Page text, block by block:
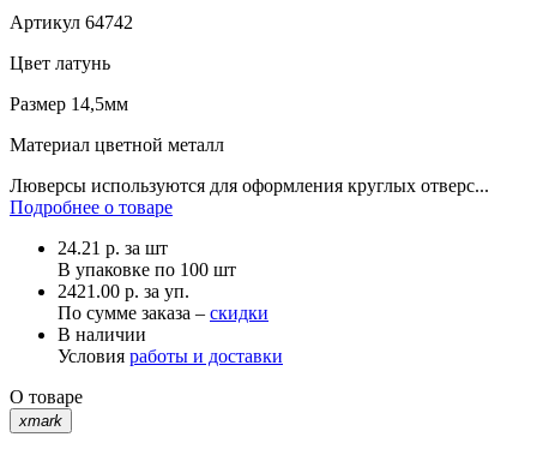
Артикул 64742
Цвет латунь
Размер 14,5мм
Материал цветной металл
Люверсы используются для оформления круглых отверс...
Подробнее о товаре
24.21 р. за шт
В упаковке по 100 шт
2421.00 р. за уп.
По сумме заказа – скидки
В наличии
Условия работы и доставки
О товаре
xmark